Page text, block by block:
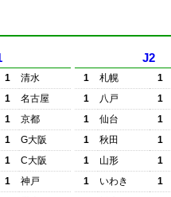
1
清水
1
名古屋
1
京都
1
G大阪
1
C大阪
1
神戸
J2
1 札幌
1
1
八戸
1
1
仙台
1
1
秋田
1
1
山形
1
1
いわき
1